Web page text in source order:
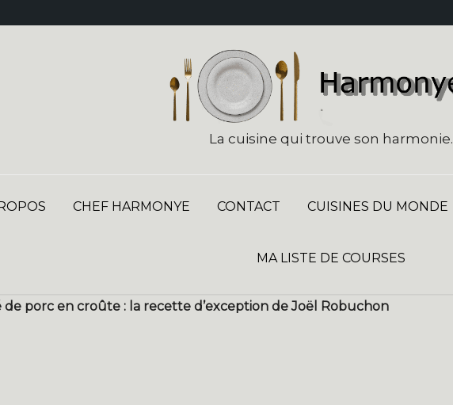
La cuisine qui trouve son harmonie.
CHEF HARMONYE CONTACT CUISINES DU MONDE
MA LISTE DE COURSES
de porc en croûte : la recette d’exception de Joël Robuchon